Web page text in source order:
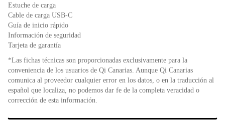
Estuche de carga
Cable de carga USB-C
Guía de inicio rápido
Información de seguridad
Tarjeta de garantía
*Las fichas técnicas son proporcionadas exclusivamente para la
conveniencia de los usuarios de Qi Canarias. Aunque Qi Canarias
comunica al proveedor cualquier error en los datos, o en la traducción al
español que localiza, no podemos dar fe de la completa veracidad o
corrección de esta información.